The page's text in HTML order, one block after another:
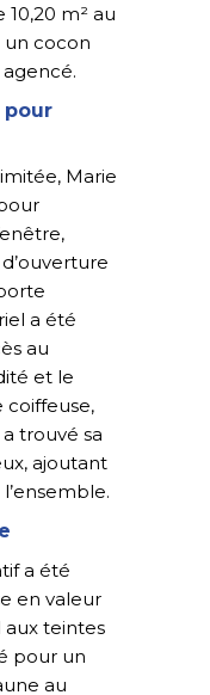
m² au
un cocon
pour
Marie
a été
au
et le
coiffeuse,
trouvé sa
ajoutant
a été
en valeur
teintes
pour un
au